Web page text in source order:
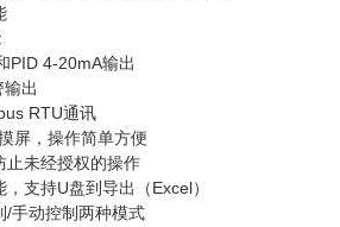
PID 4-20mA输出
出
RTU通讯
屏，操作简单方便
止未经授权的操作
支持U盘到导出（Excel）
/手动控制两种模式